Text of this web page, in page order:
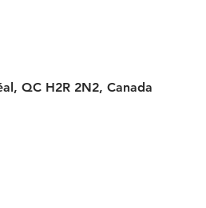
QC H2R 2N2, Canada